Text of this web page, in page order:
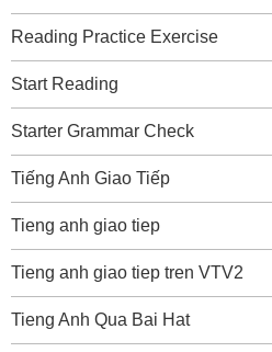
Reading Practice Exercise
Start Reading
Starter Grammar Check
Tiếng Anh Giao Tiếp
Tieng anh giao tiep
Tieng anh giao tiep tren VTV2
Tieng Anh Qua Bai Hat